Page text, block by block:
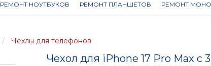
РЕМОНТ НОУТБУКОВ РЕМОНТ ПЛАНШЕТОВ РЕМОНТ
Чехлы для телефонов
Чехол для iPhone 17 Pro Max с